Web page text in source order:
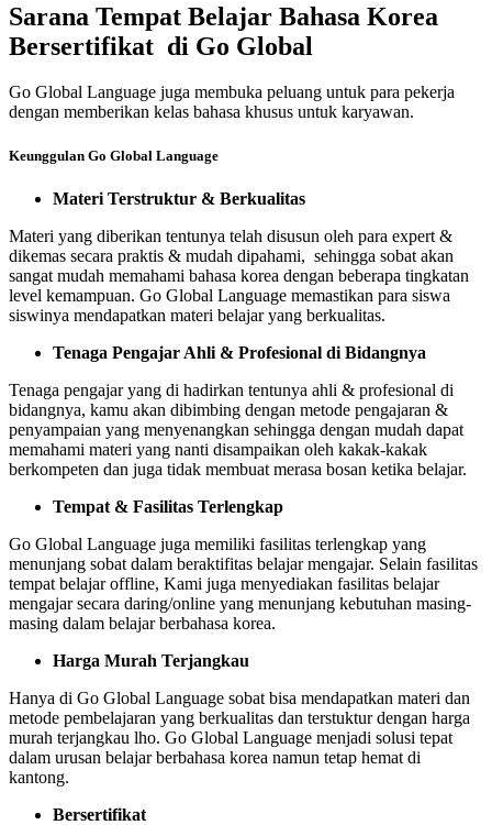
Sarana Tempat Belajar Bahasa Korea
Bersertifikat di Go Global
Go Global Language juga membuka peluang untuk para pekerja
dengan memberikan kelas bahasa khusus untuk karyawan.
Keunggulan Go Global Language
Materi Terstruktur & Berkualitas
Materi yang diberikan tentunya telah disusun oleh para expert &
dikemas secara praktis & mudah dipahami, sehingga sobat akan
sangat mudah memahami bahasa korea dengan beberapa tingkatan
level kemampuan. Go Global Language memastikan para siswa
siswinya mendapatkan materi belajar yang berkualitas.
Tenaga Pengajar Ahli & Profesional di Bidangnya
Tenaga pengajar yang di hadirkan tentunya ahli & profesional di
bidangnya, kamu akan dibimbing dengan metode pengajaran &
penyampaian yang menyenangkan sehingga dengan mudah dapat
memahami materi yang nanti disampaikan oleh kakak-kakak
berkompeten dan juga tidak membuat merasa bosan ketika belajar.
Tempat & Fasilitas Terlengkap
Go Global Language juga memiliki fasilitas terlengkap yang
menunjang sobat dalam beraktifitas belajar mengajar. Selain fasilitas
tempat belajar offline, Kami juga menyediakan fasilitas belajar
mengajar secara daring/online yang menunjang kebutuhan masing-
masing dalam belajar berbahasa korea.
Harga Murah Terjangkau
Hanya di Go Global Language sobat bisa mendapatkan materi dan
metode pembelajaran yang berkualitas dan terstuktur dengan harga
murah terjangkau lho. Go Global Language menjadi solusi tepat
dalam urusan belajar berbahasa korea namun tetap hemat di
kantong.
Bersertifikat